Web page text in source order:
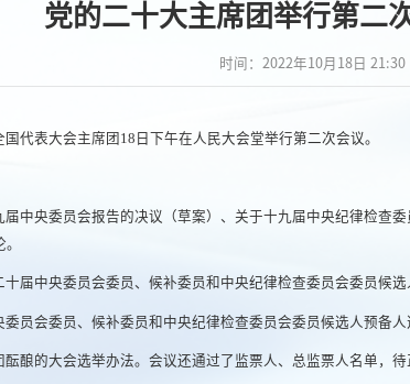
党的二十大主席团举行第二
时间：2022年10月18日 21:30
代表大会主席团18日下午在人民大会堂举行第二次会议。
中央委员会报告的决议（草案）、关于十九届中央纪律检查
届中央委员会委员、候补委员和中央纪律检查委员会委员候选
员会委员、候补委员和中央纪律检查委员会委员候选人预备人
酿的大会选举办法。会议还通过了监票人、总监票人名单，待